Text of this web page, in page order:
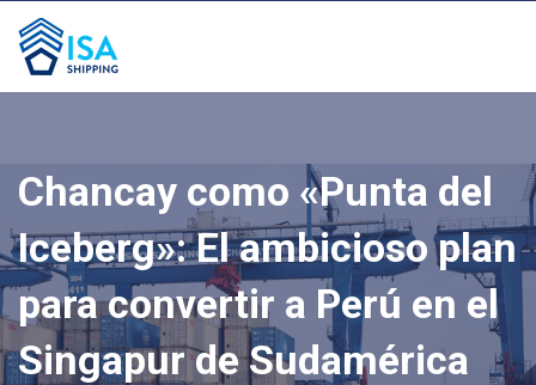
Chancay como «Punta del
Iceberg»: El ambicioso plan
para convertir a Perú en el
Singapur de Sudamérica